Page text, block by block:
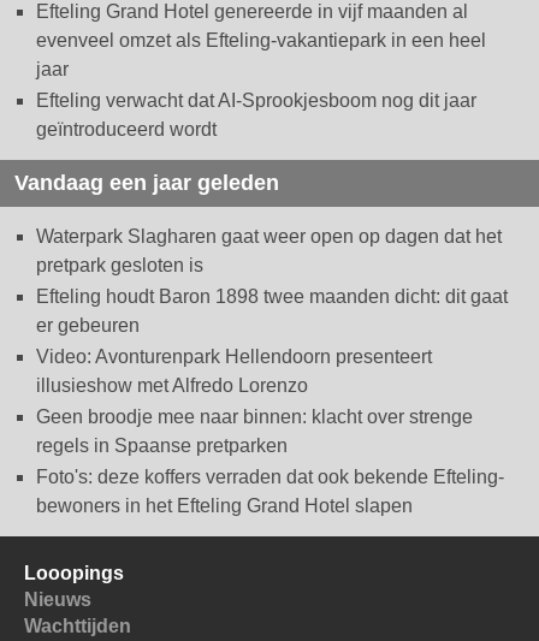
Efteling Grand Hotel genereerde in vijf maanden al
evenveel omzet als Efteling-vakantiepark in een heel
jaar
Efteling verwacht dat AI-Sprookjesboom nog dit jaar
geïntroduceerd wordt
Vandaag een jaar geleden
Waterpark Slagharen gaat weer open op dagen dat het
pretpark gesloten is
Efteling houdt Baron 1898 twee maanden dicht: dit gaat
er gebeuren
Video: Avonturenpark Hellendoorn presenteert
illusieshow met Alfredo Lorenzo
Geen broodje mee naar binnen: klacht over strenge
regels in Spaanse pretparken
Foto's: deze koffers verraden dat ook bekende Efteling-
bewoners in het Efteling Grand Hotel slapen
Looopings
Nieuws
Wachttijden